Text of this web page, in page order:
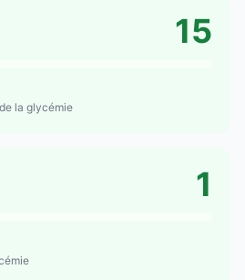
15
la glycémie
1